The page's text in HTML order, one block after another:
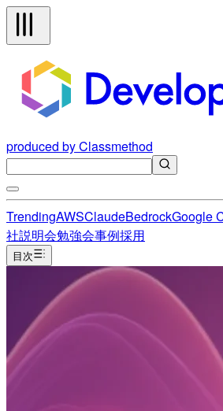
produced by Classmethod
TrendingAWSClaudeBedrockGoogle
社説明会勉強会事例採用
目次